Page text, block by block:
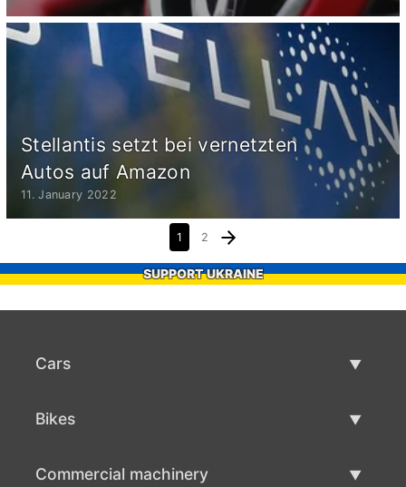
Stellantis setzt bei vernetzten
Autos auf Amazon
11. January 2022
1 2
SUPPORT UKRAINE
Cars
Bikes
Commercial machinery